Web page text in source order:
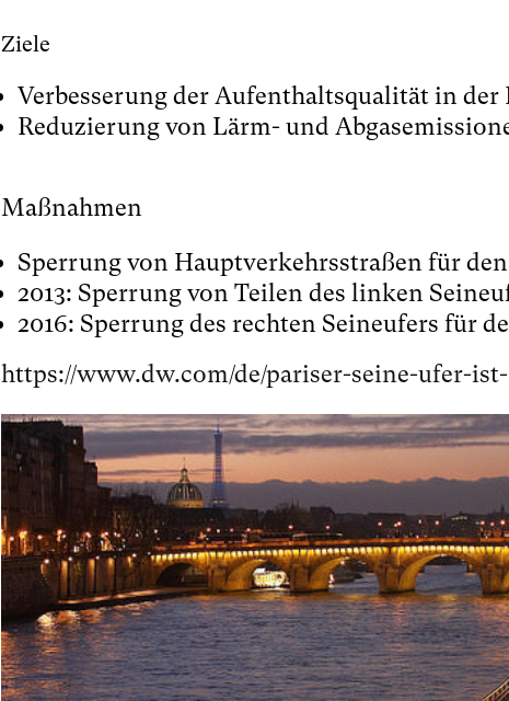
Ziele
Verbesserung der Aufenthaltsqualität in
Reduzierung von Lärm- und
Maßnahmen
Sperrung von Hauptverkehrsstraßen für
2013: Sperrung von Teilen des linken
2016: Sperrung des rechten Seineufers für
https://www.dw.com/de/pariser-seine-ufer-